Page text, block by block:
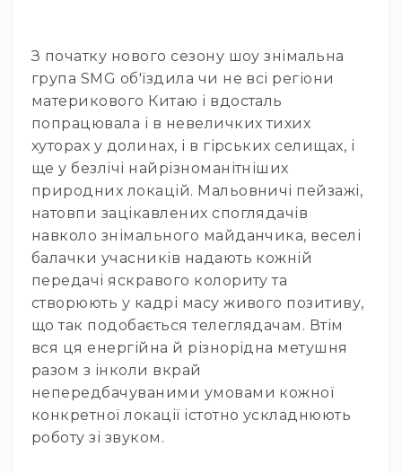
кабелі
RF
роз'їєми
Тайм-
коди
Генератори
тайм-
Приймачі
передавачі
Аксесуари
та
комплектуючі
Студійні
З початку нового сезону шоу знімальна
група SMG об'їздила чи не всі регіони
материкового Китаю і вдосталь
попрацювала і в невеличких тихих
хуторах у долинах, і в гірських селищах, і
ще у безлічі найрізноманітніших
природних локацій. Мальовничі пейзажі,
натовпи зацікавлених споглядачів
навколо знімального майданчика, веселі
балачки учасників надають кожній
передачі яскравого колориту та
створюють у кадрі масу живого позитиву,
що так подобається телеглядачам. Втім
вся ця енергійна й різнорідна метушня
разом з інколи вкрай
непередбачуваними умовами кожної
конкретної локації істотно ускладнюють
роботу зі звуком.